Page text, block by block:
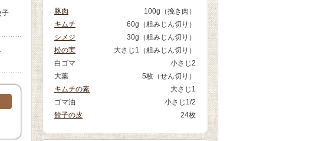
子
豚肉
100g（挽き肉）
キムチ
60g（粗みじん切り）
シメジ
30g（粗みじん切り）
松の実
大さじ1（粗みじん切り）
白ゴマ
小さじ2
大葉
5枚（せん切り）
キムチの素
大さじ1
ゴマ油
小さじ1/2
餃子の皮
24枚